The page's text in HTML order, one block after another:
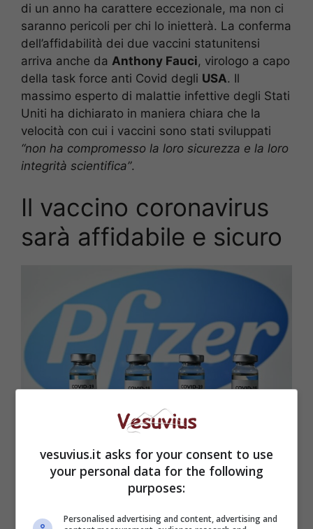
di un anno ha carattere eccezionale, ma non ci
saranno pericoli per chi lo inietterà. La conferma
dell’affidabilità dei due vaccini statunitensi
arriva anche da Anthony Fauci, virologo a capo
della task force anti Covid degli USA. Il
massimo esperto di malattie infettive degli Stati
Uniti ha dichiarato in maniera chiara che la
velocità con cui i vaccini sono stati sviluppati
“non ha compromesso la loro sicurezza e la loro
integrità scientifica”.
Il vaccino coronavirus
sarà affidabile e sicuro
Vaccino Pfizer (Getty Images)
vesuvius.it asks for your consent to use
your personal data for the following
purposes:
Personalised advertising and content, advertising and